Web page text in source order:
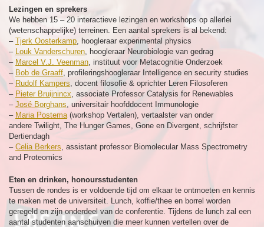
Lezingen en sprekers
We hebben 15 – 20 interactieve lezingen en workshops op allerlei
(wetenschappelijke) terreinen. Een aantal sprekers is al bekend:
– Tjerk Oosterkamp, hoogleraar experimental physics
– Louk Vanderschuren, hoogleraar Neurobiologie van gedrag
– Marcel V.J. Veenman, instituut voor Metacognitie Onderzoek
– Bob de Graaff, profileringshoogleraar Intelligence en security studies
– Rudolf Kampers, docent filosofie & oprichter Leren Filosoferen
– Pieter Bruijnincx, associate Professor Catalysis for Renewables
– José Borghans, universitair hoofddocent Immunologie
– Maria Postema(workshop Vertalen), vertaalster van onder
andere Twilight, The Hunger Games, Gone en Divergent, schrijfster
Dertiendagh
– Celia Berkers, assistant professor Biomolecular Mass Spectrometry
and Proteomics
Eten en drinken, honoursstudenten
Tussen de rondes is er voldoende tijd om elkaar te ontmoeten en kennis
te maken met de universiteit. Lunch, koffie/thee en borrel worden
geregeld en zijn onderdeel van de conferentie. Tijdens de lunch zal een
aantal studenten aanschuiven die meer kunnen vertellen over de